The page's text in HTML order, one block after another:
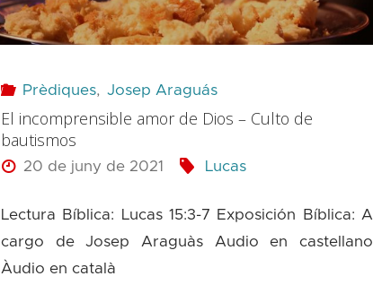
aparentemente
Prèdiques, Josep Araguás
El incomprensible amor de Dios – Culto de
bautismos
20 de juny de 2021 Lucas
Lectura Bíblica: Lucas 15:3-7 Exposición Bíblica: A
cargo de Josep Araguàs Audio en castellano
Àudio en català